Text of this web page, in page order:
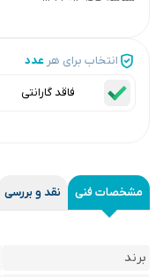
انتخاب برای هر عدد
فاقد گارانتی
مشخصات فنی نقد و بررسی
برند